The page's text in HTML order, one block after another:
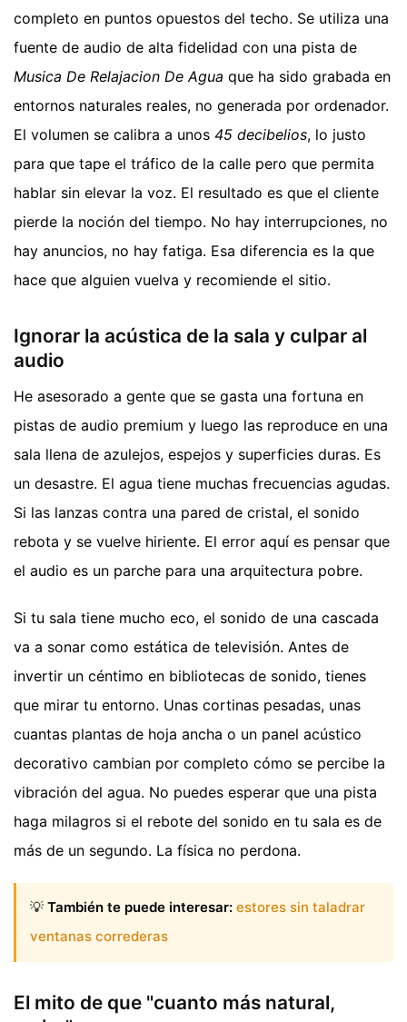
completo en puntos opuestos del techo. Se utiliza una
fuente de audio de alta fidelidad con una pista de
Musica De Relajacion De Agua que ha sido grabada en
entornos naturales reales, no generada por ordenador.
El volumen se calibra a unos 45 decibelios, lo justo
para que tape el tráfico de la calle pero que permita
hablar sin elevar la voz. El resultado es que el cliente
pierde la noción del tiempo. No hay interrupciones, no
hay anuncios, no hay fatiga. Esa diferencia es la que
hace que alguien vuelva y recomiende el sitio.
Ignorar la acústica de la sala y culpar al
audio
He asesorado a gente que se gasta una fortuna en
pistas de audio premium y luego las reproduce en una
sala llena de azulejos, espejos y superficies duras. Es
un desastre. El agua tiene muchas frecuencias agudas.
Si las lanzas contra una pared de cristal, el sonido
rebota y se vuelve hiriente. El error aquí es pensar que
el audio es un parche para una arquitectura pobre.
Si tu sala tiene mucho eco, el sonido de una cascada
va a sonar como estática de televisión. Antes de
invertir un céntimo en bibliotecas de sonido, tienes
que mirar tu entorno. Unas cortinas pesadas, unas
cuantas plantas de hoja ancha o un panel acústico
decorativo cambian por completo cómo se percibe la
vibración del agua. No puedes esperar que una pista
haga milagros si el rebote del sonido en tu sala es de
más de un segundo. La física no perdona.
💡 También te puede interesar: estores sin taladrar
ventanas correderas
El mito de que "cuanto más natural,